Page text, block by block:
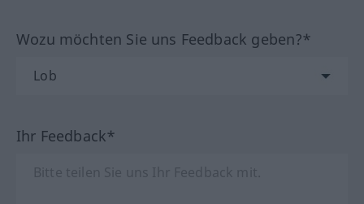
Wozu möchten Sie uns Feedback geben?*
Ihr Feedback*